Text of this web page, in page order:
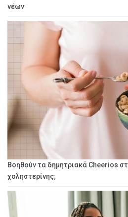
νέων
Βοηθούν τα δημητριακά Cheerios
χοληστερίνης;